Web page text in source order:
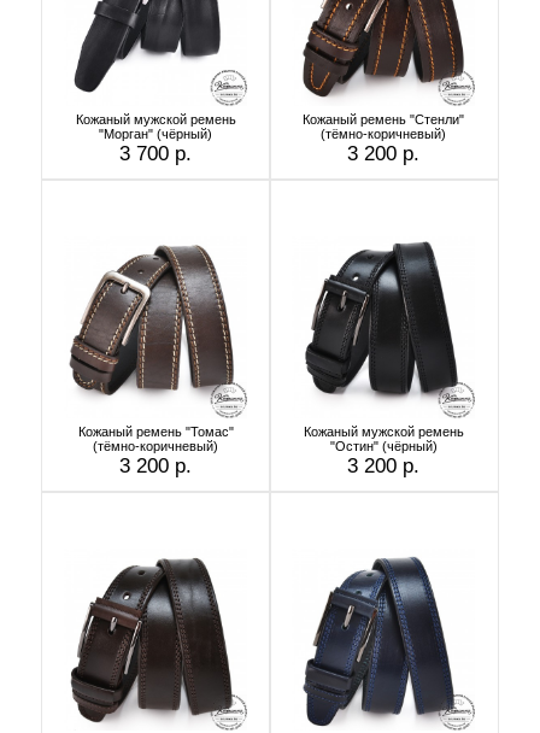
Кожаный мужской ремень
"Морган" (чёрный)
3 700 р.
Кожаный ремень "Стенли"
(тёмно-коричневый)
3 200 р.
Кожаный ремень "Томас"
(тёмно-коричневый)
3 200 р.
Кожаный мужской ремень
"Остин" (чёрный)
3 200 р.